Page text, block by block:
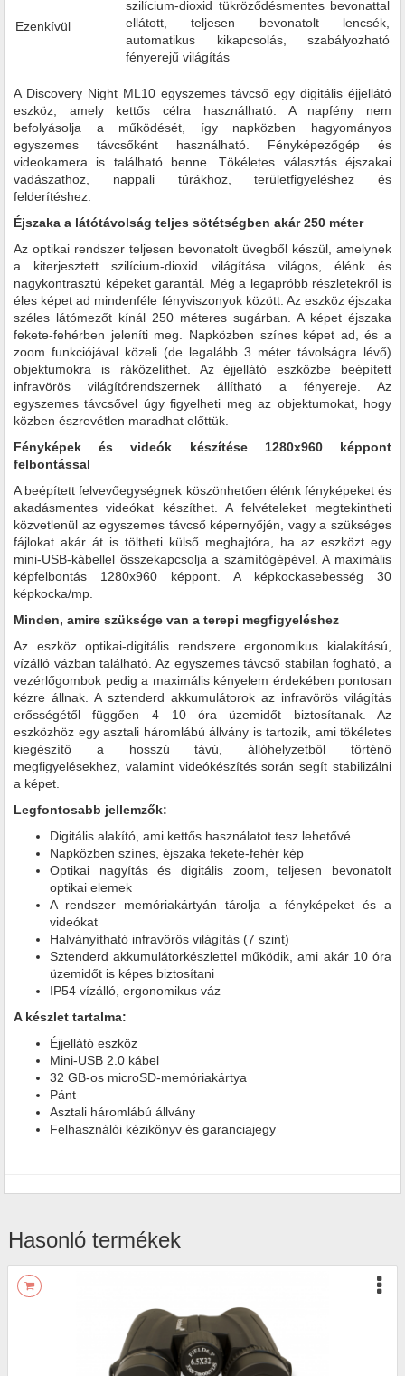
Ezenkívül
szilícium-dioxid tükröződésmentes bevonattal
ellátott, teljesen bevonatolt lencsék,
automatikus kikapcsolás, szabályozható
fényerejű világítás
A Discovery Night ML10 egyszemes távcső egy digitális éjjellátó
eszköz, amely kettős célra használható. A napfény nem
befolyásolja a működését, így napközben hagyományos
egyszemes távcsőként használható. Fényképezőgép és
videokamera is található benne. Tökéletes választás éjszakai
vadászathoz, nappali túrákhoz, területfigyeléshez és
felderítéshez.
Éjszaka a látótávolság teljes sötétségben akár 250 méter
Az optikai rendszer teljesen bevonatolt üvegből készül, amelynek
a kiterjesztett szilícium-dioxid világítása világos, élénk és
nagykontrasztú képeket garantál. Még a legapróbb részletekről is
éles képet ad mindenféle fényviszonyok között. Az eszköz éjszaka
széles látómezőt kínál 250 méteres sugárban. A képet éjszaka
fekete-fehérben jeleníti meg. Napközben színes képet ad, és a
zoom funkciójával közeli (de legalább 3 méter távolságra lévő)
objektumokra is ráközelíthet. Az éjjellátó eszközbe beépített
infravörös világítórendszernek állítható a fényereje. Az
egyszemes távcsővel úgy figyelheti meg az objektumokat, hogy
közben észrevétlen maradhat előttük.
Fényképek és videók készítése 1280x960 képpont
felbontással
A beépített felvevőegységnek köszönhetően élénk fényképeket és
akadásmentes videókat készíthet. A felvételeket megtekintheti
közvetlenül az egyszemes távcső képernyőjén, vagy a szükséges
fájlokat akár át is töltheti külső meghajtóra, ha az eszközt egy
mini-USB-kábellel összekapcsolja a számítógépével. A maximális
képfelbontás 1280x960 képpont. A képkockasebesség 30
képkocka/mp.
Minden, amire szüksége van a terepi megfigyeléshez
Az eszköz optikai-digitális rendszere ergonomikus kialakítású,
vízálló vázban található. Az egyszemes távcső stabilan fogható, a
vezérlőgombok pedig a maximális kényelem érdekében pontosan
kézre állnak. A sztenderd akkumulátorok az infravörös világítás
erősségétől függően 4—10 óra üzemidőt biztosítanak. Az
eszközhöz egy asztali háromlábú állvány is tartozik, ami tökéletes
kiegészítő a hosszú távú, állóhelyzetből történő
megfigyelésekhez, valamint videókészítés során segít stabilizálni
a képet.
Legfontosabb jellemzők:
Digitális alakító, ami kettős használatot tesz lehetővé
Napközben színes, éjszaka fekete-fehér kép
Optikai nagyítás és digitális zoom, teljesen bevonatolt
optikai elemek
A rendszer memóriakártyán tárolja a fényképeket és a
videókat
Halványítható infravörös világítás (7 szint)
Sztenderd akkumulátorkészlettel működik, ami akár 10 óra
üzemidőt is képes biztosítani
IP54 vízálló, ergonomikus váz
A készlet tartalma:
Éjjellátó eszköz
Mini-USB 2.0 kábel
32 GB-os microSD-memóriakártya
Pánt
Asztali háromlábú állvány
Felhasználói kézikönyv és garanciajegy
Hasonló termékek